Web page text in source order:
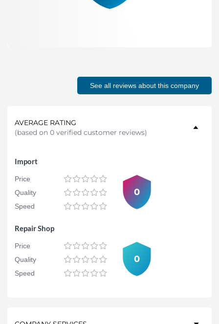
See all reviews about this company
AVERAGE RATING
(based on 0 verified customer reviews)
Import
Price
Quality
Speed
0
Repair Shop
Price
Quality
Speed
0